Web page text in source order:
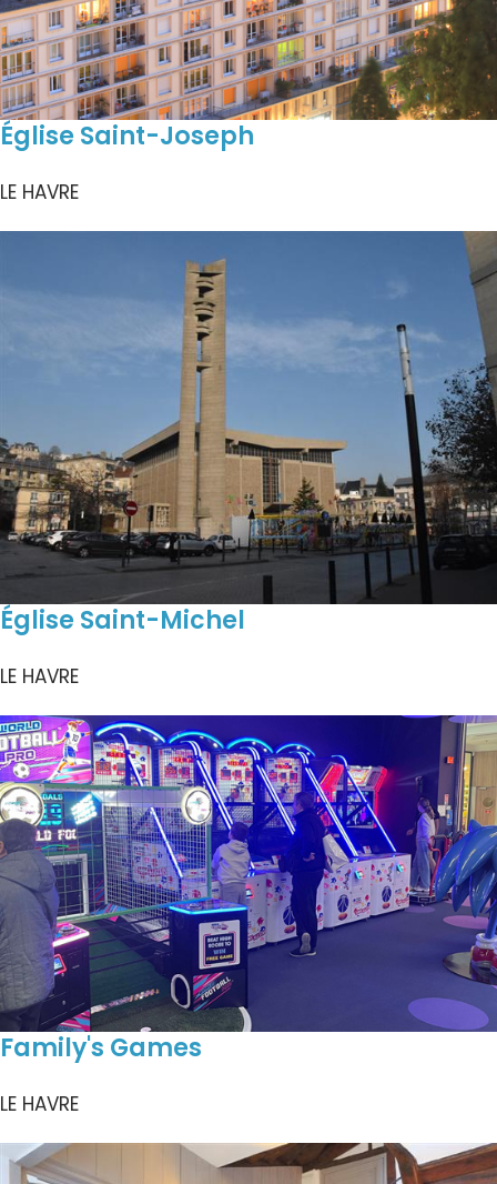
Église Saint-Joseph
LE HAVRE
Église Saint-Michel
LE HAVRE
Family's Games
LE HAVRE